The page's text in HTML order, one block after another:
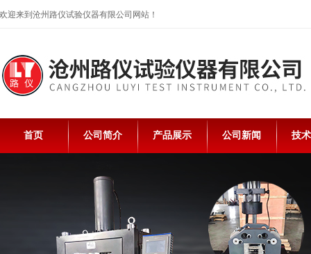
欢迎来到沧州路仪试验仪器有限公司网站！
首页 公司简介 产品展示 公司新闻 技